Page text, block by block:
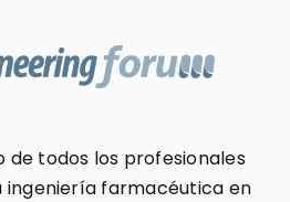
de todos los profesionales
ingeniería farmacéutica en